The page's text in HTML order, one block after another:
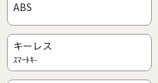
ABS
キーレス
ｽﾏｰﾄｷ-